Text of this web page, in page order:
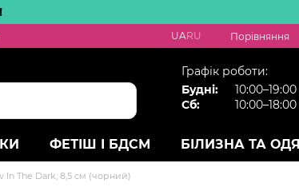
UARU Порівняння
Графік роботи:
Будні:
10:00–19:00
Сб:
10:00–18:00
ФЕТІШ І БДСМ БІЛИЗНА ТА
In The Dark, 8,5 см (чорний)